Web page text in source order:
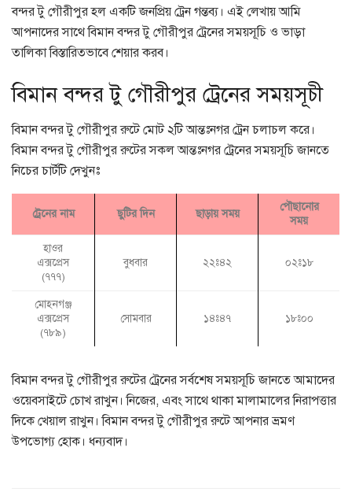
বন্দর টু গৌরীপুর হল একটি জনপ্রিয় ট্রেন গন্তব্য। এই লেখায় আমি
আপনাদের সাথে বিমান বন্দর টু গৌরীপুর ট্রেনের সময়সূচি ও ভাড়া
তালিকা বিস্তারিতভাবে শেয়ার করব।
বিমান বন্দর টু গৌরীপুর ট্রেনের সময়সূচী
বিমান বন্দর টু গৌরীপুর রুটে মোট ২টি আন্তঃনগর ট্রেন চলাচল করে।
বিমান বন্দর টু গৌরীপুর রুটের সকল আন্তঃনগর ট্রেনের সময়সূচি জানতে
নিচের চার্টটি দেখুনঃ
ট্রেনের নাম ছুটির দিন ছাড়ায় সময়
পৌছানোর
সময়
হাওর
এক্সপ্রেস
(৭৭৭)
বুধবার ২২ঃ৪২ ০২ঃ১৮
মোহনগঞ্জ
এক্সপ্রেস
(৭৮৯)
সোমবার ১৪ঃ৪৭ ১৮ঃ০০
বিমান বন্দর টু গৌরীপুর রুটের ট্রেনের সর্বশেষ সময়সূচি জানতে আমাদের
ওয়েবসাইটে চোখ রাখুন। নিজের, এবং সাথে থাকা মালামালের নিরাপত্তার
দিকে খেয়াল রাখুন। বিমান বন্দর টু গৌরীপুর রুটে আপনার ভ্রমণ
উপভোগ্য হোক। ধন্যবাদ।